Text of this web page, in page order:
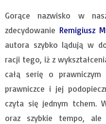
Gorące nazwisko w
zdecydowanie Remigiusz
autora szybko lądują w
racji tego, iż z
całą serię o prawniczym
prawniczce i jej
czyta się jednym tchem.
oraz szybkie tempo, ale